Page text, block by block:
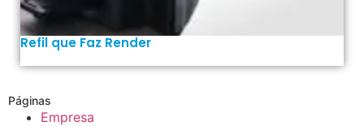
Refil que Faz Render
Páginas
Empresa